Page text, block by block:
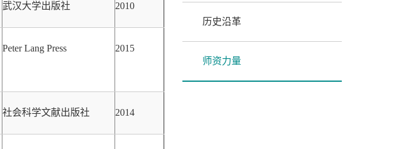
历史沿革
师资力量
武汉大学出版社 2010
Peter Lang Press 2015
社会科学文献出版社 2014